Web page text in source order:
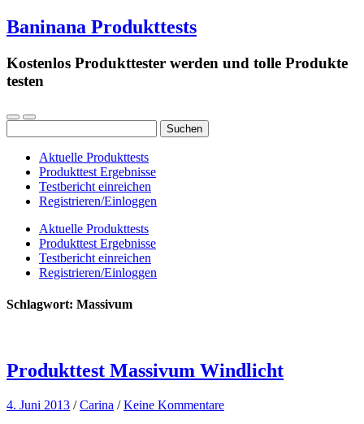
Baninana Produkttests
Kostenlos Produkttester werden und tolle Produkte
testen
nach:
Aktuelle Produkttests
Produkttest Ergebnisse
Testbericht einreichen
Registrieren/Einloggen
Aktuelle Produkttests
Produkttest Ergebnisse
Testbericht einreichen
Registrieren/Einloggen
Schlagwort: Massivum
Produkttest Massivum Windlicht
4. Juni 2013 /Carina /Keine Kommentare